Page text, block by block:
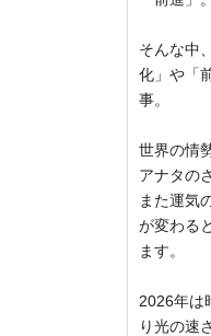
そんな中
化」や「
事。
世界の情
アナタの
また運気
が変わる
ます。
2026年は
り光の速